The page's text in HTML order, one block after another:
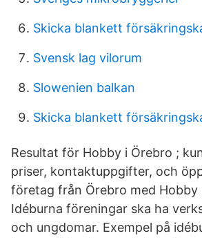
Skicka blankett
Svensk lag vilorum
Slowenien balkan
Skicka blankett
Resultat för Hobby i Örebro ;
priser, kontaktuppgifter, och
företag från Örebro med Hobby
Idéburna föreningar ska ha
och ungdomar. Exempel på